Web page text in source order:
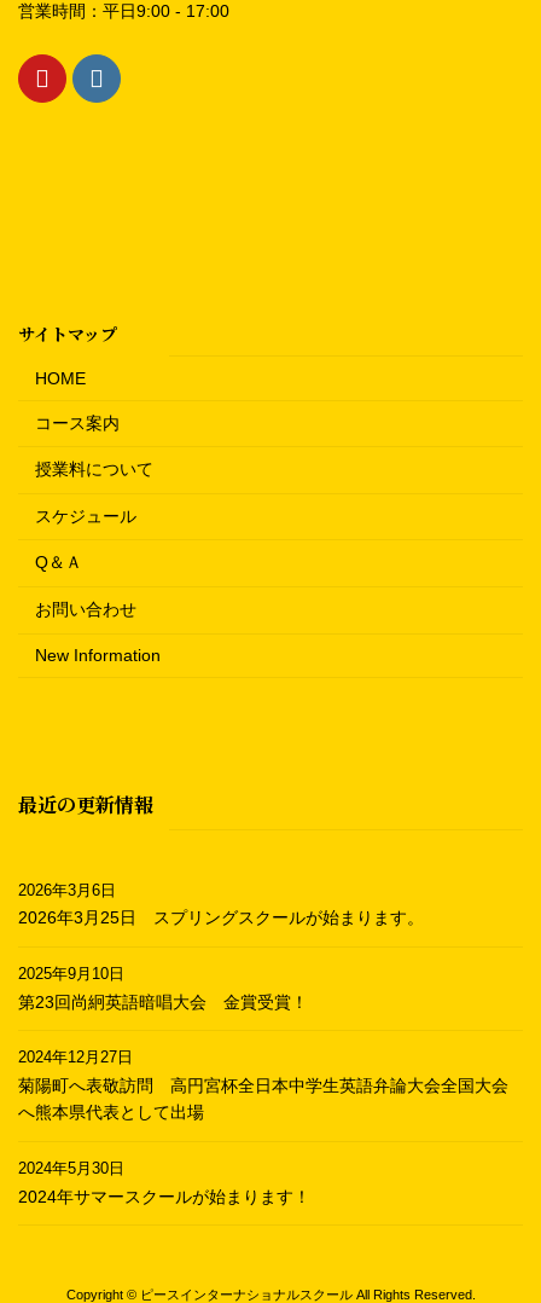
営業時間：平日9:00 - 17:00
サイトマップ
HOME
コース案内
授業料について
スケジュール
Q＆Ａ
お問い合わせ
New Information
最近の更新情報
2026年3月6日
2026年3月25日 スプリングスクールが始まります。
2025年9月10日
第23回尚絅英語暗唱大会 金賞受賞！
2024年12月27日
菊陽町へ表敬訪問 高円宮杯全日本中学生英語弁論大会全国大会
へ熊本県代表として出場
2024年5月30日
2024年サマースクールが始まります！
Copyright © ピースインターナショナルスクール All Rights Reserved.